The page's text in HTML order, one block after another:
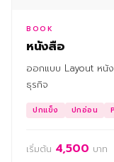
BOOK
หนังสือ
ออกแบบ Layout หนั
ธุรกิจ
ปกแข็ง ปกอ่อน
เริ่มต้น 4,500 บาท